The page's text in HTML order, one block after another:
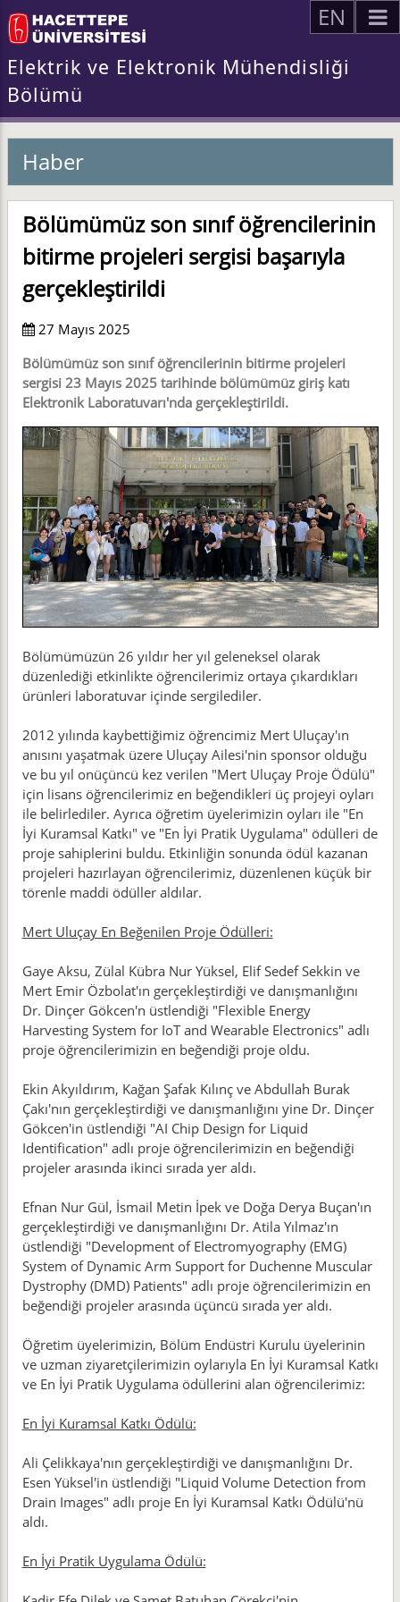
EN
Elektrik ve Elektronik Mühendisliği
Bölümü
Haber
Bölümümüz son sınıf öğrencilerinin
bitirme projeleri sergisi başarıyla
gerçekleştirildi
27 Mayıs 2025
Bölümümüz son sınıf öğrencilerinin bitirme projeleri
sergisi 23 Mayıs 2025 tarihinde bölümümüz giriş katı
Elektronik Laboratuvarı'nda gerçekleştirildi.
Bölümümüzün 26 yıldır her yıl geleneksel olarak
düzenlediği etkinlikte öğrencilerimiz ortaya çıkardıkları
ürünleri laboratuvar içinde sergilediler.
2012 yılında kaybettiğimiz öğrencimiz Mert Uluçay'ın
anısını yaşatmak üzere Uluçay Ailesi'nin sponsor olduğu
ve bu yıl onüçüncü kez verilen "Mert Uluçay Proje Ödülü"
için lisans öğrencilerimiz en beğendikleri üç projeyi oyları
ile belirlediler. Ayrıca öğretim üyelerimizin oyları ile "En
İyi Kuramsal Katkı" ve "En İyi Pratik Uygulama" ödülleri de
proje sahiplerini buldu. Etkinliğin sonunda ödül kazanan
projeleri hazırlayan öğrencilerimiz, düzenlenen küçük bir
törenle maddi ödüller aldılar.
Mert Uluçay En Beğenilen Proje Ödülleri:
Gaye Aksu, Zülal Kübra Nur Yüksel, Elif Sedef Sekkin ve
Mert Emir Özbolat'ın gerçekleştirdiği ve danışmanlığını
Dr. Dinçer Gökcen'n üstlendiği "Flexible Energy
Harvesting System for IoT and Wearable Electronics" adlı
proje öğrencilerimizin en beğendiği proje oldu.
Ekin Akyıldırım, Kağan Şafak Kılınç ve Abdullah Burak
Çakı'nın gerçekleştirdiği ve danışmanlığını yine Dr. Dinçer
Gökcen'in üstlendiği "AI Chip Design for Liquid
Identification" adlı proje öğrencilerimizin en beğendiği
projeler arasında ikinci sırada yer aldı.
Efnan Nur Gül, İsmail Metin İpek ve Doğa Derya Buçan'ın
gerçekleştirdiği ve danışmanlığını Dr. Atila Yılmaz'ın
üstlendiği "Development of Electromyography (EMG)
System of Dynamic Arm Support for Duchenne Muscular
Dystrophy (DMD) Patients" adlı proje öğrencilerimizin en
beğendiği projeler arasında üçüncü sırada yer aldı.
Öğretim üyelerimizin, Bölüm Endüstri Kurulu üyelerinin
ve uzman ziyaretçilerimizin oylarıyla En İyi Kuramsal Katkı
ve En İyi Pratik Uygulama ödüllerini alan öğrencilerimiz:
En İyi Kuramsal Katkı Ödülü:
Ali Çelikkaya'nın gerçekleştirdiği ve danışmanlığını Dr.
Esen Yüksel'in üstlendiği "Liquid Volume Detection from
Drain Images" adlı proje En İyi Kuramsal Katkı Ödülü'nü
aldı.
En İyi Pratik Uygulama Ödülü: